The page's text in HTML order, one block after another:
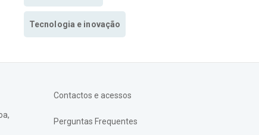
Tecnologia e inovação
Contactos e acessos
Perguntas Frequentes